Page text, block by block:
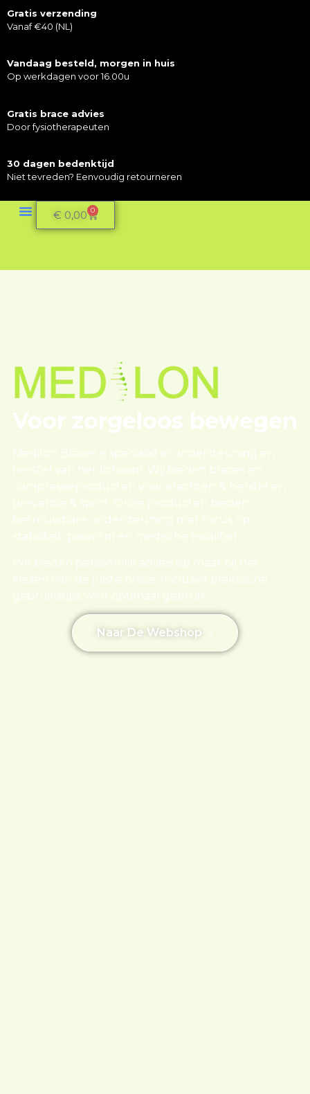
Gratis verzending
Vanaf €40 (NL)
Vandaag besteld, morgen in huis
Op werkdagen voor 16.00u
Gratis brace advies
Door fysiotherapeuten
30 dagen bedenktijd
Niet tevreden? Eenvoudig retourneren
€ 0,00 0
Voor zorgeloos bewegen
Medilon Braces is specialist in ondersteuning en
herstel van het lichaam. Wij bieden braces en
compressieproducten voor klachten & herstel en
preventie & sport. Onze producten bieden
betrouwbare ondersteuning met focus op
stabiliteit, pasvorm en medische kwaliteit.
We bieden persoonlijk advies op maat bij het
kiezen van de juiste brace. Inclusief praktische
gebruikstips voor optimaal gebruik.
Naar De Webshop